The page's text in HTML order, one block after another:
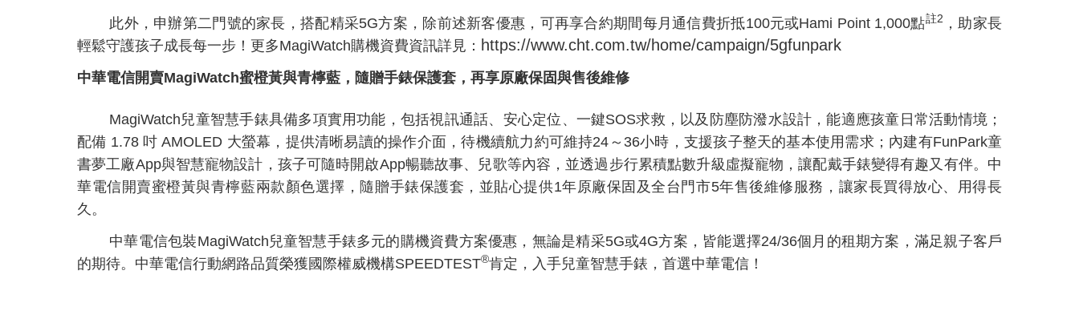
此外，申辦第二門號的家長，搭配精采5G方案，除前述新客優惠，可再享合約期間每月通信費折抵100元或Hami Point 1,000點註2 ，助家長
輕鬆守護孩子成長每一步！更多MagiWatch購機資費資訊詳見： https://www.cht.com.tw/home/campaign/5gfunpark
中華電信開賣MagiWatch蜜橙黃與青檸藍，隨贈手錶保護套，再享原廠保固與售後維修
MagiWatch兒童智慧手錶具備多項實用功能，包括視訊通話、安心定位、一鍵SOS求救，以及防塵防潑水設計，能適應孩童日常活動情境；
配備 1.78 吋 AMOLED 大螢幕，提供清晰易讀的操作介面，待機續航力約可維持24 ～ 36小時，支援孩子整天的基本使用需求；內建有FunPark童
書夢工廠App與智慧寵物設計，孩子可隨時開啟App暢聽故事、兒歌等內容，並透過步行累積點數升級虛擬寵物，讓配戴手錶變得有趣又有伴。中
華電信開賣蜜橙黃與青檸藍兩款顏色選擇，隨贈手錶保護套，並貼心提供1年原廠保固及全台門市5年售後維修服務，讓家長買得放心、用得長
久。
中華電信包裝MagiWatch兒童智慧手錶多元的購機資費方案優惠，無論是精采5G或4G方案，皆能選擇24/36個月的租期方案，滿足親子客戶
的期待。中華電信行動網路品質榮獲國際權威機構SPEEDTEST®肯定，入手兒童智慧手錶，首選中華電信！